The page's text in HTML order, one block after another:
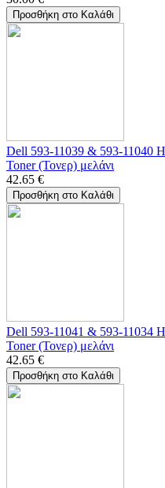
Προσθήκη στο Καλάθι
Dell 593-11039 & 593-11040
Toner (Τονερ) μελάνι
42.65 €
Προσθήκη στο Καλάθι
Dell 593-11041 & 593-11034
Toner (Τονερ) μελάνι
42.65 €
Προσθήκη στο Καλάθι